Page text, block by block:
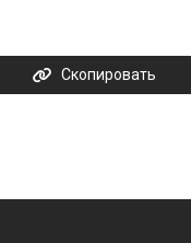
Скопировать